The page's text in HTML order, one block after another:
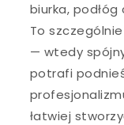
biurka,
To
— wtedy
potrafi
łatwiej